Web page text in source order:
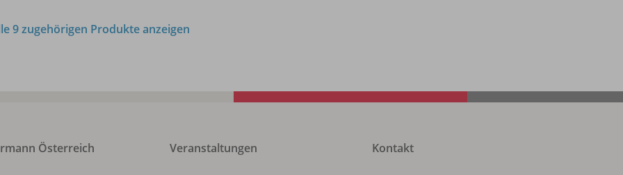
9 zugehörigen Produkte anzeigen
Österreich Veranstaltungen Kontakt